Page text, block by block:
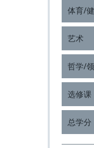
体育/
艺术
哲学/
选修课
总学分